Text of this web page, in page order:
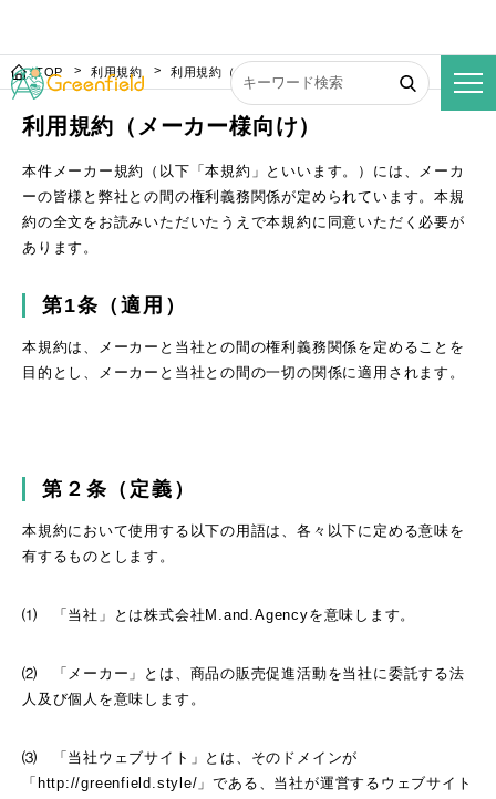
TOP 利用規約 利用規約（メーカー様向け）
利用規約（メーカー様向け）
本件メーカー規約（以下「本規約」といいます。）には、メーカ
ーの皆様と弊社との間の権利義務関係が定められています。本規
約の全文をお読みいただいたうえで本規約に同意いただく必要が
あります。
第1条（適用）
本規約は、メーカーと当社との間の権利義務関係を定めることを
目的とし、メーカーと当社との間の一切の関係に適用されます。
第２条（定義）
本規約において使用する以下の用語は、各々以下に定める意味を
有するものとします。
⑴ 「当社」とは株式会社M.and.Agencyを意味します。
⑵ 「メーカー」とは、商品の販売促進活動を当社に委託する法
人及び個人を意味します。
⑶ 「当社ウェブサイト」とは、そのドメインが
「http://greenfield.style/」である、当社が運営するウェブサイト